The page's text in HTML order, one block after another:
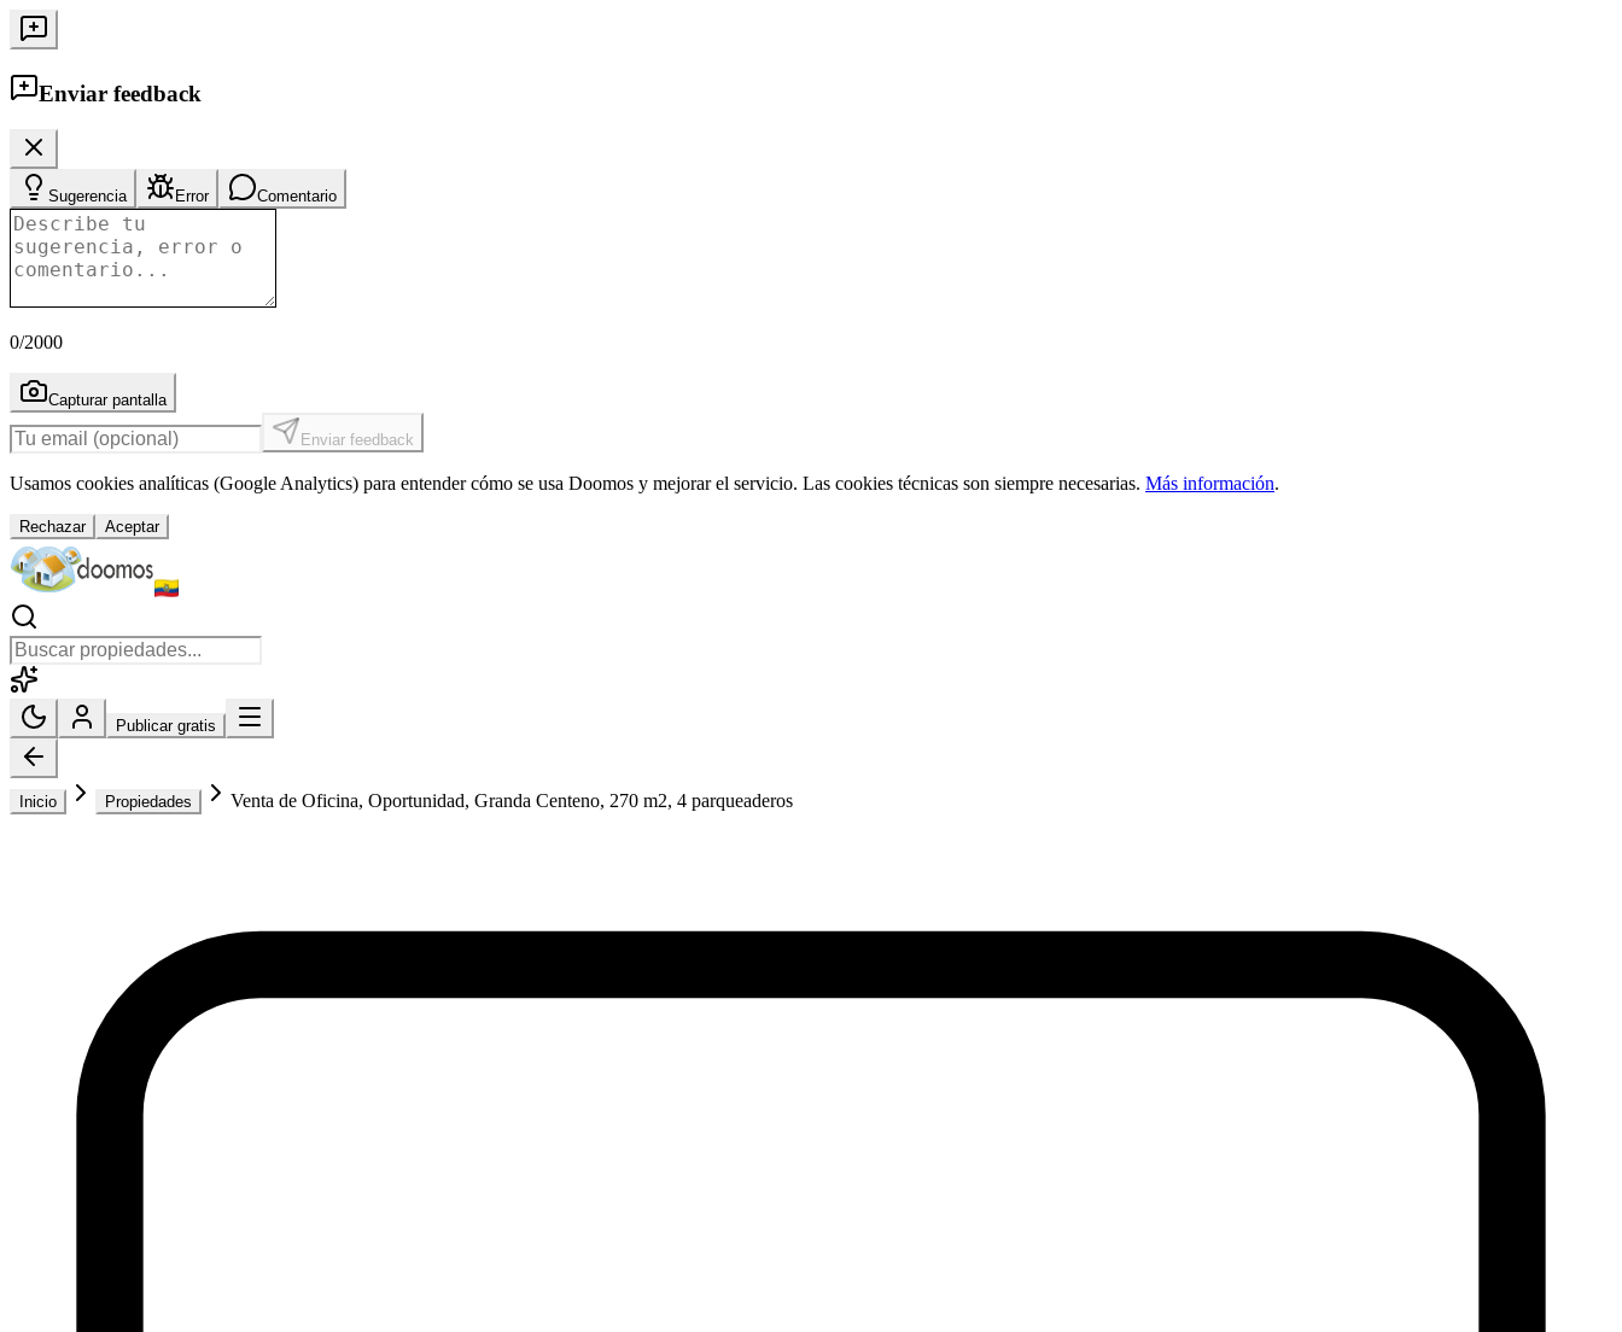
Enviar feedback
Sugerencia Error Comentario
0/2000
Capturar pantalla
Enviar feedback
Usamos cookies analíticas (Google Analytics) para entender cómo se usa Doomos y mejorar el servicio. Las cookies técnicas son siempre necesarias. Más información.
Rechazar Aceptar
Publicar gratis
Inicio Propiedades Venta de Oficina, Oportunidad, Granda Centeno, 270 m2, 4 parqueaderos